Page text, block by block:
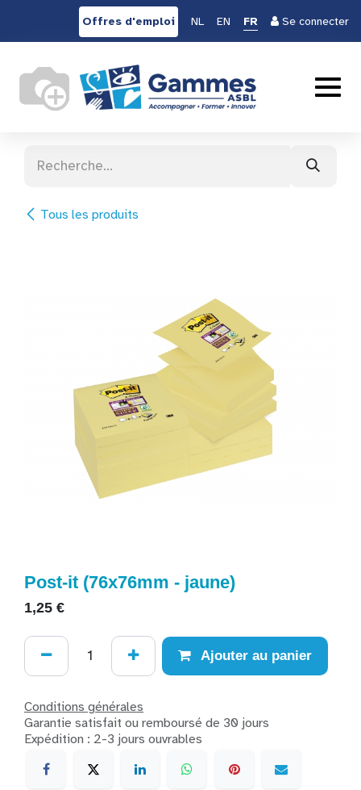
Se rendre au contenu
Offres d'emploi NL EN FR Se connecter
Tous les produits
Post-it (76x76mm - jaune)
1,25 €
Ajouter au panier
Conditions générales
Garantie satisfait ou remboursé de 30 jours
Expédition : 2-3 jours ouvrables